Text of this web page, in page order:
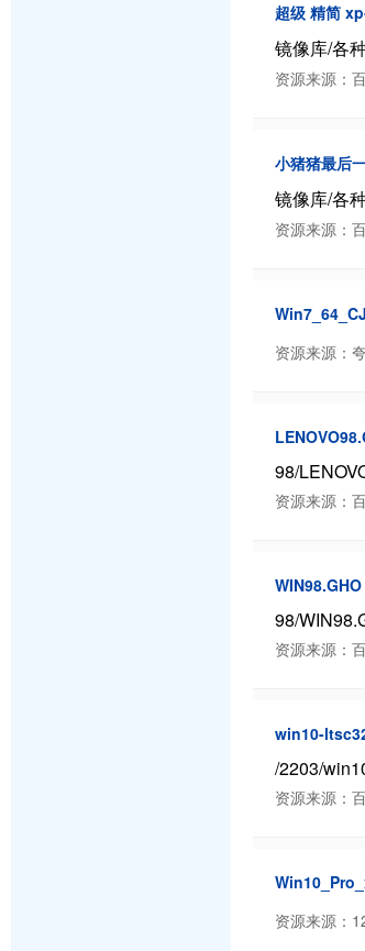
超级 精简
镜像库/各
资源来源：
小猪猪最后
镜像库/各
资源来源：
资源来源：
98/
资源来源：
WIN98.GHO
98/
资源来源：
win10-
/2203/
资源来源：
资源来源：